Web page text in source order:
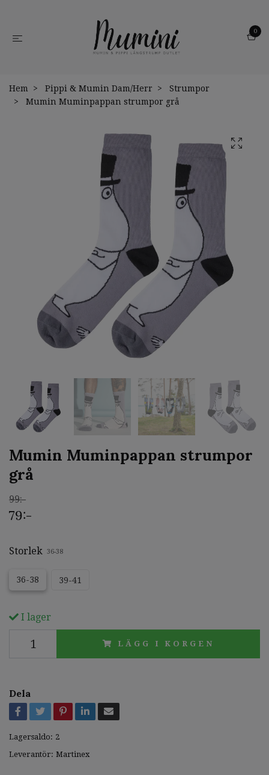
0
Hem Pippi & Mumin Dam/Herr
Strumpor
Mumin Muminpappan strumpor grå
Mumin Muminpappan strumpor
grå
99:-
79:-
Storlek 36-38
36-38 39-41
I lager
LÄGG I KORGEN
Dela
Lagersaldo: 2
Leverantör: Martinex